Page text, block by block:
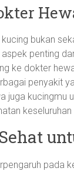
bukan
penting
ke dokter
penyakit
juga kucingmu
pada